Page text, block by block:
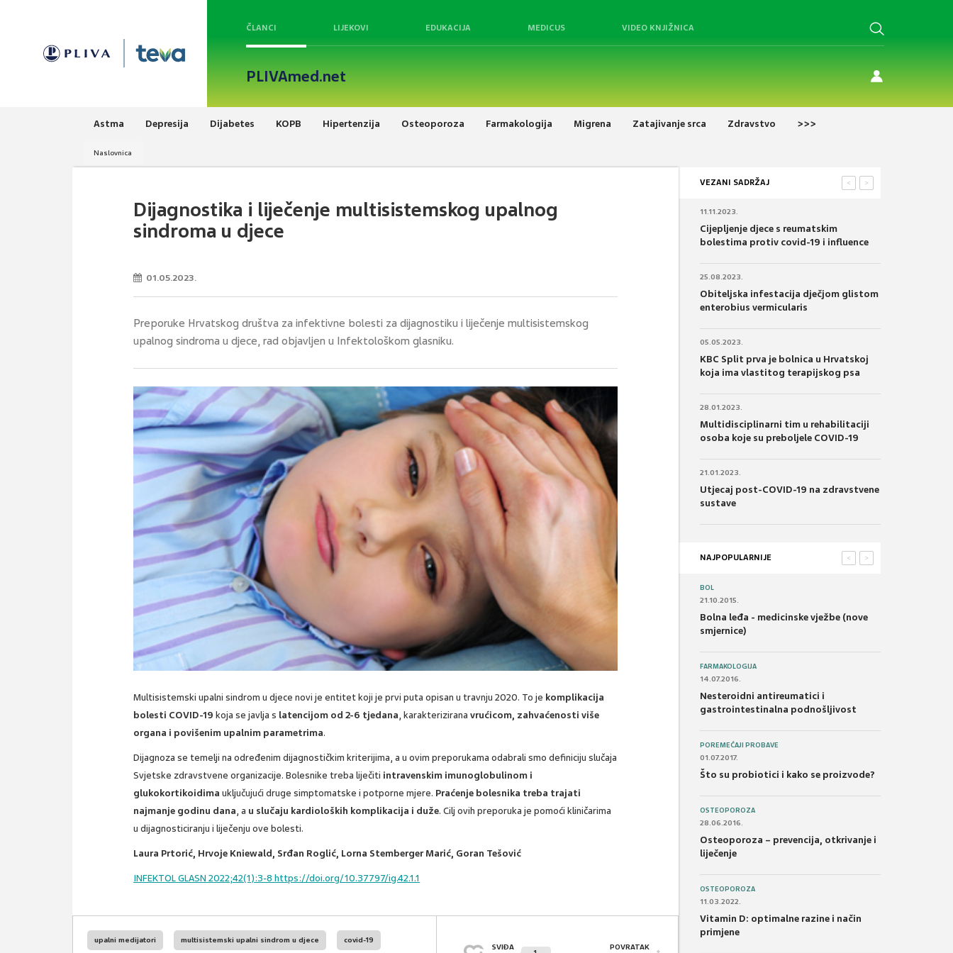
ČLANCI LIJEKOVI EDUKACIJA MEDICUS VIDEO KNJIŽNICA
PLIVAmed.net
Astma Depresija Dijabetes KOPB Hipertenzija Osteoporoza Farmakologija Migrena Zatajivanje srca Zdravstvo >>>
Naslovnica
Dijagnostika i liječenje multisistemskog upalnog
sindroma u djece
01.05.2023.
Preporuke Hrvatskog društva za infektivne bolesti za dijagnostiku i liječenje multisistemskog
upalnog sindroma u djece, rad objavljen u Infektološkom glasniku.
Multisistemski upalni sindrom u djece novi je entitet koji je prvi puta opisan u travnju 2020. To je komplikacija
bolesti COVID-19 koja se javlja s latencijom od 2-6 tjedana, karakteriziranavrućicom, zahvaćenosti više
organa i povišenim upalnim parametrima.
Dijagnoza se temelji na određenim dijagnostičkim kriterijima, a u ovim preporukama odabrali smo definiciju slučaja
Svjetske zdravstvene organizacije. Bolesnike treba liječiti intravenskim imunoglobulinom i
glukokortikoidima uključujući druge simptomatske i potporne mjere. Praćenje bolesnika treba trajati
najmanje godinu dana, a u slučaju kardioloških komplikacija i duže. Cilj ovih preporuka je pomoći kliničarima
u dijagnosticiranju i liječenju ove bolesti.
Laura Prtorić, Hrvoje Kniewald, Srđan Roglić, Lorna Stemberger Marić, Goran Tešović
INFEKTOL GLASN 2022;42(1):3-8 https://doi.org/10.37797/ig.42.1.1
upalni medijatori multisistemski upalni sindrom u djece covid-19
SVIĐA
POVRATAK
VEZANI SADRŽAJ >
<
11.11.2023.
Cijepljenje djece s reumatskim
bolestima protiv covid-19 i influence
25.08.2023.
Obiteljska infestacija dječjom glistom
enterobius vermicularis
05.05.2023.
KBC Split prva je bolnica u Hrvatskoj
koja ima vlastitog terapijskog psa
28.01.2023.
Multidisciplinarni tim u rehabilitaciji
osoba koje su preboljele COVID-19
21.01.2023.
Utjecaj post-COVID-19 na zdravstvene
sustave
NAJPOPULARNIJE >
<
BOL
21.10.2015.
Bolna leđa - medicinske vježbe (nove
smjernice)
FARMAKOLOGIJA
14.07.2016.
Nesteroidni antireumatici i
gastrointestinalna podnošljivost
POREMEĆAJI PROBAVE
01.07.2017.
Što su probiotici i kako se proizvode?
OSTEOPOROZA
28.06.2016.
Osteoporoza – prevencija, otkrivanje i
liječenje
OSTEOPOROZA
11.03.2022.
Vitamin D: optimalne razine i način
primjene